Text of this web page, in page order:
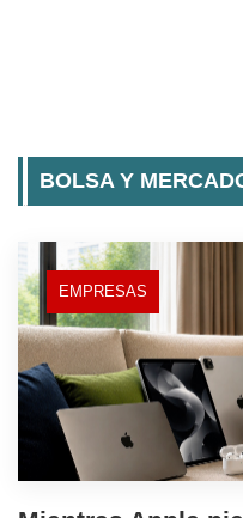
BOLSA Y
EMPRESAS